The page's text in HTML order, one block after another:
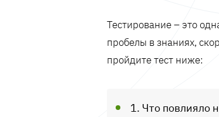
Тестирование – это
пробелы в знаниях,
пройдите тест ниже:
1. Что повлияло